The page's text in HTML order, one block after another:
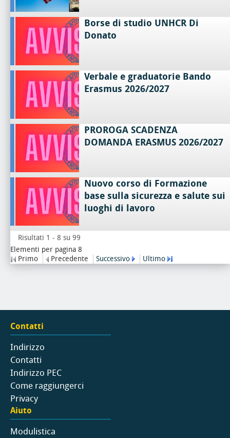
Borse di studio UNHCR Di
Donato
Verbale e graduatorie Bando
Erasmus 2026/2027
PROROGA SCADENZA
DOMANDA ERASMUS 2026/2027
Nuovo corso di Formazione
base sulla sicurezza e salute sui
luoghi di lavoro
Risultati 1 - 8 su 99
Elementi per pagina 8
Primo
Precedente Successivo Ultimo
Contatti
Indirizzo
Contatti
Indirizzo PEC
Come raggiungerci
Privacy
Aiuto
Modulistica